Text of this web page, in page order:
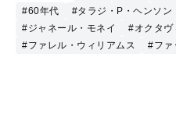
#60年代
#タラジ・P・ヘンソン
#ジャネール・モネイ
#オクタヴ
#ファレル・ウィリアムス
#ファ